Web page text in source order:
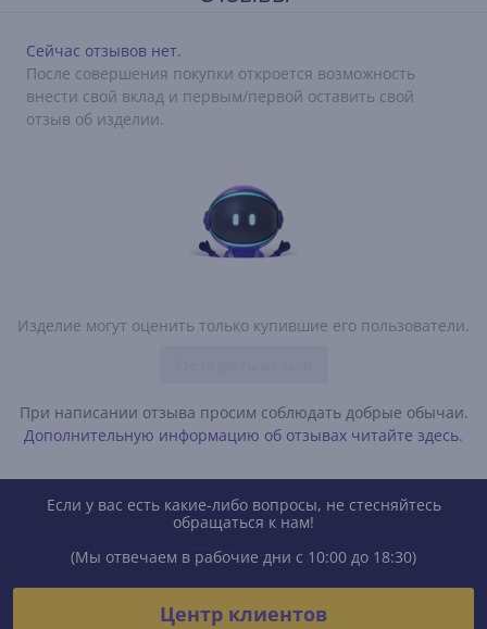
Изделие могут оценить только купившие его пользователи.
При написании отзыва просим соблюдать добрые обычаи.
Дополнительную информацию об отзывах читайте здесь.
Сейчас отзывов нет.
После совершения покупки откроется возможность
внести свой вклад и первым/первой оставить свой
отзыв об изделии.
Если у вас есть какие-либо вопросы, не стесняйтесь
обращаться к нам!
(Мы отвечаем в рабочие дни с 10:00 до 18:30)
Центр клиентов